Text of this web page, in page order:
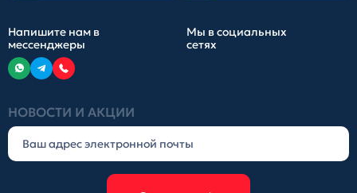
НОВОСТИ И АКЦИИ
Напишите нам в
мессенджеры
Мы в социальных
сетях